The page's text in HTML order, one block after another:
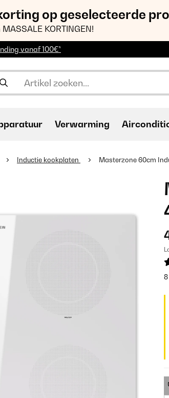
op geselecteerde
KORTINGEN!
vanaf 100€*
Verwarming
Inductie kookplaten Masterzone 60cm
8